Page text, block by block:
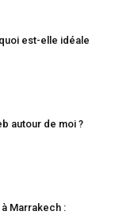
est-elle idéale
autour de moi ?
à Marrakech :